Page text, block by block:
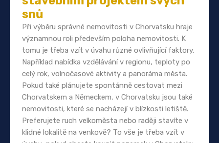
snů
Při výběru správné nemovitosti v Chorvatsku hraje
významnou roli především poloha nemovitosti. K
tomu je třeba vzít v úvahu různé ovlivňující faktory.
Například nabídka vzdělávání v regionu, teploty po
celý rok, volnočasové aktivity a panoráma města.
Pokud také plánujete spontánně cestovat mezi
Chorvatskem a Německem, v Chorvatsku jsou také
nemovitosti, které se nacházejí v blízkosti letiště.
Preferujete ruch velkoměsta nebo raději stavíte v
klidné lokalitě na venkově? To vše je třeba vzít v